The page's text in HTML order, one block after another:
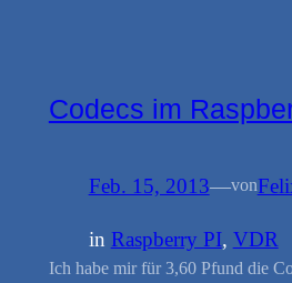
Codecs im
Feb. 15, 2013—von
in Raspberry PI, VDR
Ich habe mir für 3,60 Pfund die